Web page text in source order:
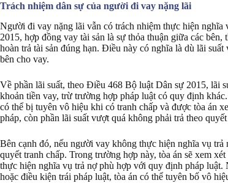
Trách nhiệm dân sự của người đi vay nặng lãi
Người đi vay nặng lãi vẫn có trách nhiệm thực hiện
2015, hợp đồng vay tài sản là sự thỏa thuận giữa các
hoàn trả tài sản đúng hạn. Điều này có nghĩa là dù lãi
bên cho vay.
Về phần lãi suất, theo Điều 468 Bộ luật Dân sự 2015, lãi
khoản tiền vay, trừ trường hợp pháp luật có quy định
có thể bị tuyên vô hiệu khi có tranh chấp và được tòa án
pháp, còn phần lãi suất vượt quá không phải trả theo
Bên cạnh đó, nếu người vay không thực hiện nghĩa vụ
quyết tranh chấp. Trong trường hợp này, tòa án sẽ xem
thực hiện nghĩa vụ trả nợ phù hợp với quy định pháp
hoặc điều kiện trái pháp luật, tòa án có thể tuyên bố vô